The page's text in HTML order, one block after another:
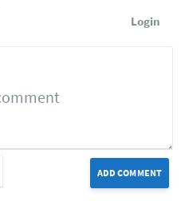
Login
ADD COMMENT